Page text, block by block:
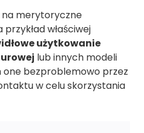
na merytoryczne
właściwej
użytkowanie
lub innych modeli
one bezproblemowo przez
w celu skorzystania